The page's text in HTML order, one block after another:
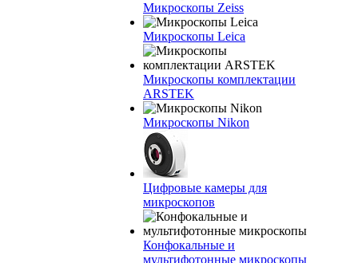
Микроскопы Zeiss
Микроскопы Leica
Микроскопы комплектации
ARSTEK
Микроскопы Nikon
Цифровые камеры для
микроскопов
Конфокальные и
мультифотонные микроскопы